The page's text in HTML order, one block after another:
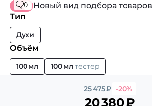
0
Новый вид подбора товаров
Тип
Духи
Объём
100 мл 100 мл тестер
25 475₽ -20%
20 380₽